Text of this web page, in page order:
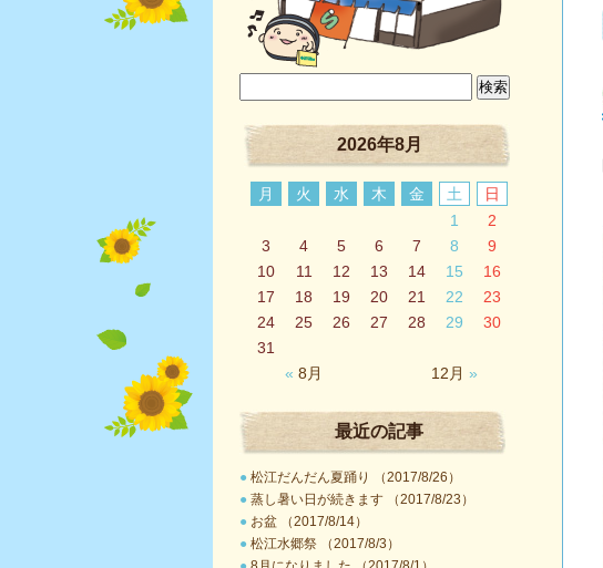
2026年8月
月 火 水 木 金 土 日
« 8月 12月 »
1
2
3
4 5 6 7 8
9
10
11 12 13 14 15
16
17
18 19 20 21 22
23
24
25 26 27 28 29
30
31
最近の記事
● 松江だんだん夏踊り （2017/8/26）
● 蒸し暑い日が続きます （2017/8/23）
● お盆 （2017/8/14）
● 松江水郷祭 （2017/8/3）